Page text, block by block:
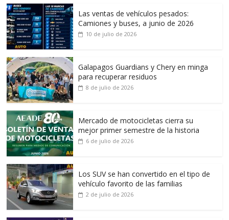
Las ventas de vehículos pesados:
Camiones y buses, a junio de 2026
10 de julio de 2026
Galapagos Guardians y Chery en minga
para recuperar residuos
8 de julio de 2026
Mercado de motocicletas cierra su
mejor primer semestre de la historia
6 de julio de 2026
Los SUV se han convertido en el tipo de
vehículo favorito de las familias
2 de julio de 2026